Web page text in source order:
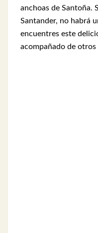
anchoas de Santoña.
Santander, no habrá
encuentres este
acompañado de otros